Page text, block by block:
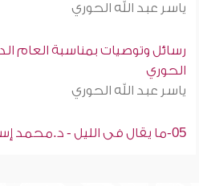
ياسر عبد الله الحوري
رسائل وتوصيات بمناسبة العام
الحوري
ياسر عبد الله الحوري
05-ما يقال فى الليل - د.محمد إسماعيل المقدم